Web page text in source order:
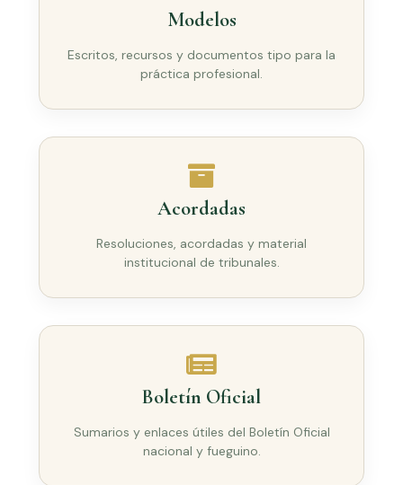
Modelos
Escritos, recursos y documentos tipo para la
práctica profesional.
Acordadas
Resoluciones, acordadas y material
institucional de tribunales.
Boletín Oficial
Sumarios y enlaces útiles del Boletín Oficial
nacional y fueguino.